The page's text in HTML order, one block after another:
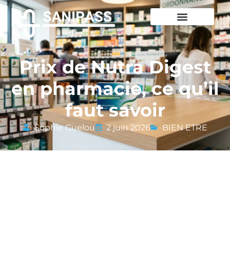
Prix de Nutra Digest
en pharmacie, ce qu’il
faut savoir
Sophie Guelou 2 juin 2026 BIEN ETRE